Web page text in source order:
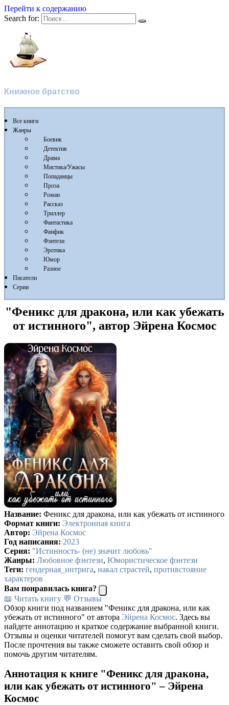
Перейти к содержанию
Search for:
Книжное братство
Все книги
Жанры
Боевик
Детектив
Драма
Мистика/Ужасы
Попаданцы
Проза
Роман
Рассказ
Триллер
Фантастика
Фанфик
Фэнтези
Эротика
Юмор
Разное
Писатели
Серии
"Феникс для дракона, или как убежать
от истинного", автор Эйрена Космос
Название: Феникс для дракона, или как убежать от истинного
Формат книги: Электронная книга
Автор: Эйрена Космос
Год написания: 2023
Серия: "Истинность- (не) значит любовь"
Жанры: Любовное фэнтези, Юмористическое фэнтези
Теги: гендерная_интрига, накал страстей, противстояние
характеров
Вам понравилась книга?
📖 Читать книгу 💬 Отзывы
Обзор книги под названием "Феникс для дракона, или как
убежать от истинного" от автора Эйрена Космос. Здесь вы
найдете аннотацию и краткое содержание выбранной книги.
Отзывы и оценки читателей помогут вам сделать свой выбор.
После прочтения вы также сможете оставить свой обзор и
помочь другим читателям.
Аннотация к книге "Феникс для дракона,
или как убежать от истинного" – Эйрена
Космос